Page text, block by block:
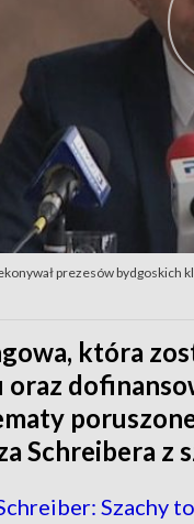
prezesów bydgoskich
która
oraz
Schreibera z
Szachy